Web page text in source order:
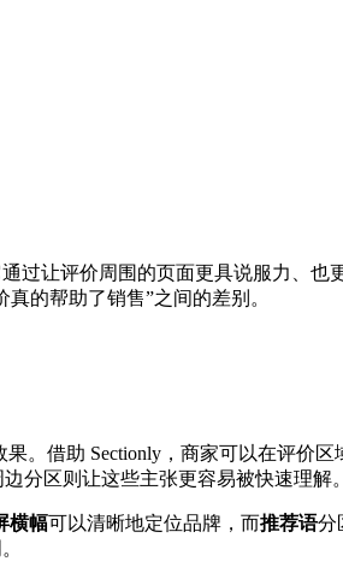
过让评价周围的页面更具说服力、也
的帮助了销售”之间的差别。
。借助 Sectionly，商家可以在评价
分区则让这些主张更容易被快速理解。
横幅可以清晰地定位品牌，而推荐语分